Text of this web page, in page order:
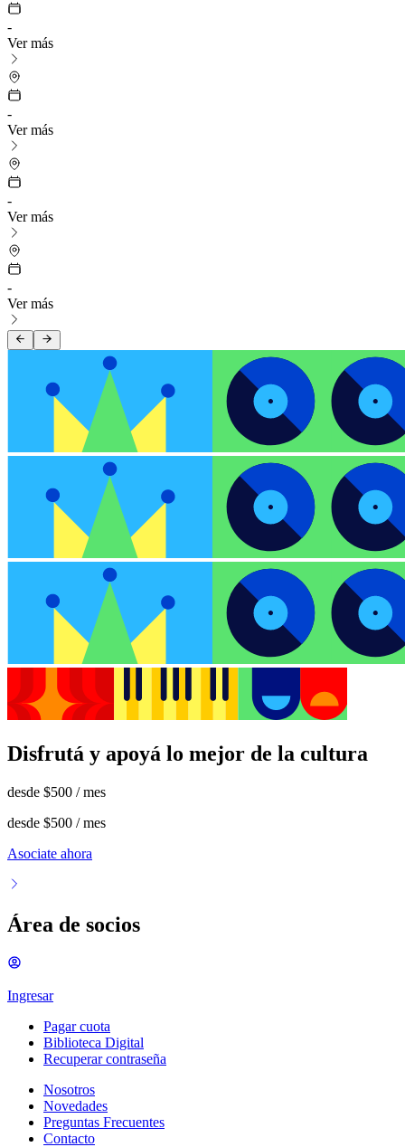
-
Ver más
-
Ver más
-
Ver más
-
Ver más
Disfrutá y apoyá lo mejor de la cultura
desde $500 / mes
desde $500 / mes
Asociate ahora
Área de socios
Ingresar
Pagar cuota
Biblioteca Digital
Recuperar contraseña
Nosotros
Novedades
Preguntas Frecuentes
Contacto